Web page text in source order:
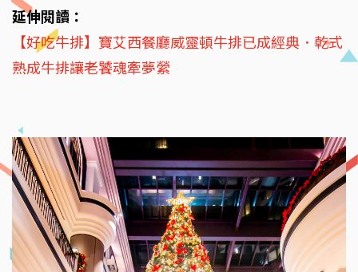
延伸閱讀：
【好吃牛排】寶艾西餐廳威靈頓牛排已成經典．乾式
熟成牛排讓老饕魂牽夢縈